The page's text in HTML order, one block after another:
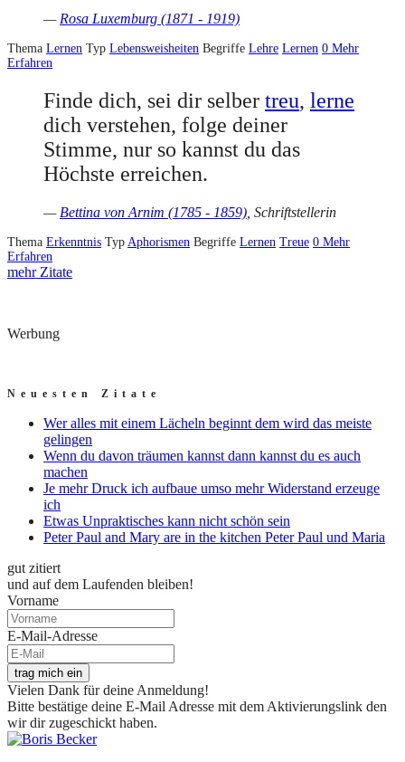
— Rosa Luxemburg (1871 - 1919)
Thema Lernen Typ Lebensweisheiten Begriffe Lehre Lernen 0 Mehr
Erfahren
Finde dich, sei dir selber treu, lerne
dich verstehen, folge deiner
Stimme, nur so kannst du das
Höchste erreichen.
— Bettina von Arnim (1785 - 1859) , Schriftstellerin
Thema Erkenntnis Typ Aphorismen Begriffe Lernen Treue 0 Mehr
Erfahren
mehr Zitate
Werbung
Neuesten Zitate
Wer alles mit einem Lächeln beginnt dem wird das meiste
gelingen
Wenn du davon träumen kannst dann kannst du es auch
machen
Je mehr Druck ich aufbaue umso mehr Widerstand erzeuge
ich
Etwas Unpraktisches kann nicht schön sein
Peter Paul and Mary are in the kitchen Peter Paul und Maria
gut zitiert
und auf dem Laufenden bleiben!
Vorname
E-Mail-Adresse
trag mich ein
Vielen Dank für deine Anmeldung!
Bitte bestätige deine E-Mail Adresse mit dem Aktivierungslink den
wir dir zugeschickt haben.